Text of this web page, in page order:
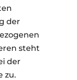
der
steht
der
zu.